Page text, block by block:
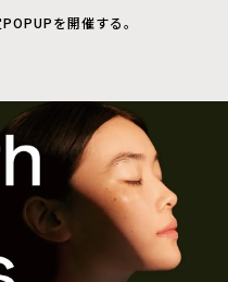
を開催する。